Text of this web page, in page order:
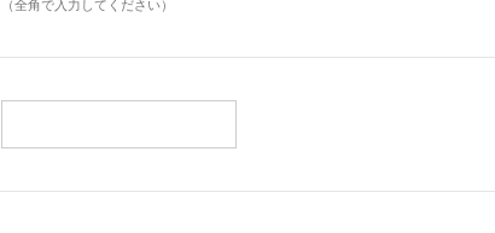
（全角で入力してください）